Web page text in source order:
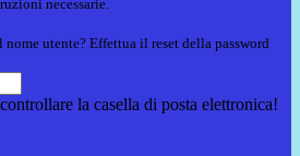
necessarie.
utente? Effettua il reset della password
la casella di posta elettronica!